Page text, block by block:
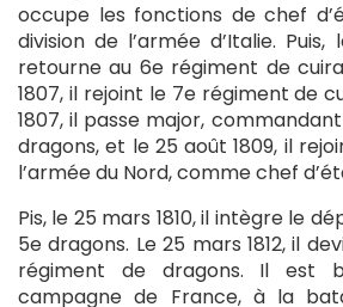
occupe les fonctions de chef
division de l’armée d’Italie.
retourne au 6e régiment de
1807, il rejoint le 7e régiment de
1807, il passe major,
dragons, et le 25 août 1809, il
l’armée du Nord, comme chef
Pis, le 25 mars 1810, il intègre le
5e dragons. Le 25 mars 1812, il
régiment de dragons. Il est
campagne de France, à la